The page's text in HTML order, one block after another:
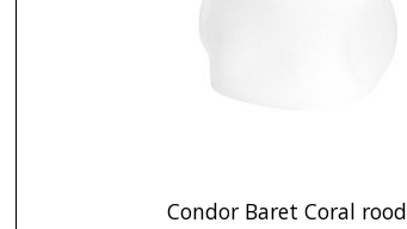
Condor Baret Coral rood